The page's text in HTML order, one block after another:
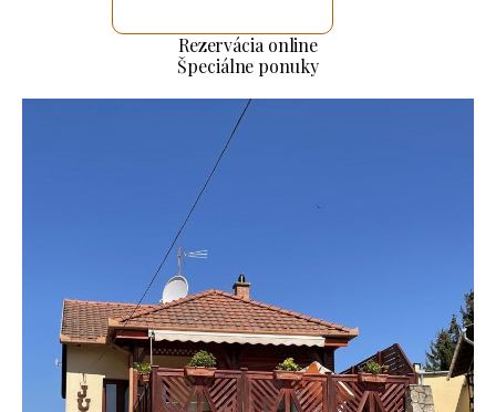
Rezervácia online
Špeciálne ponuky